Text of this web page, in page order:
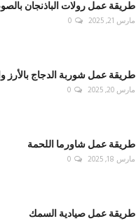
طريقة عمل رولات الباذنجان
مارس 21, 2025 0
طريقة عمل شوربة الدجاج بالأرز
مارس 20, 2025 0
طريقة عمل شاورما اللحمة
مارس 18, 2025 0
طريقة عمل صيادية السمك